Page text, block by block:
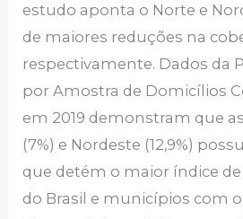
estudo aponta o Norte e
de maiores reduções na
respectivamente. Dados da
por Amostra de Domicílios
em 2019 demonstram que
(7%) e Nordeste (12,9%)
que detém o maior índice
do Brasil e municípios com